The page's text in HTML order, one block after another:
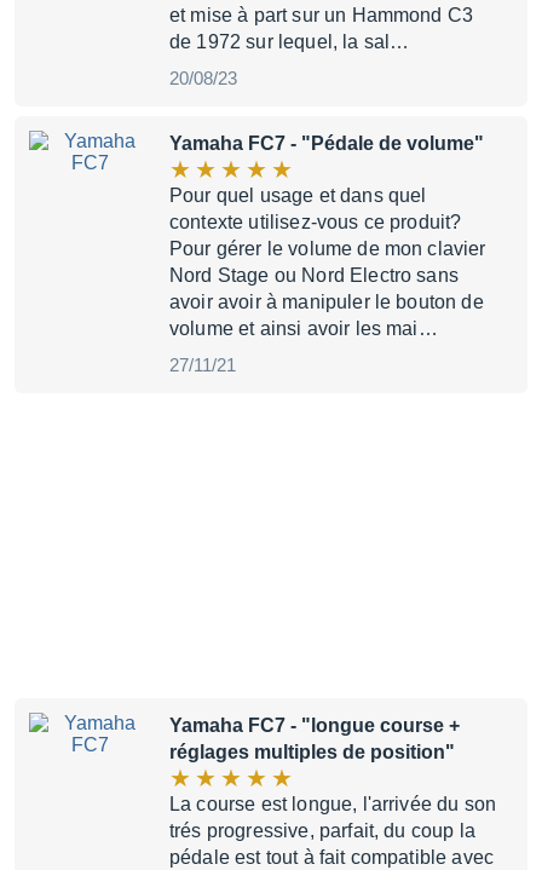
et mise à part sur un Hammond C3
de 1972 sur lequel, la sal…
20/08/23
Yamaha FC7 - "Pédale de volume"
Pour quel usage et dans quel
contexte utilisez-vous ce produit?
Pour gérer le volume de mon clavier
Nord Stage ou Nord Electro sans
avoir avoir à manipuler le bouton de
volume et ainsi avoir les mai…
27/11/21
Yamaha FC7 - "longue course +
réglages multiples de position"
La course est longue, l'arrivée du son
trés progressive, parfait, du coup la
pédale est tout à fait compatible avec